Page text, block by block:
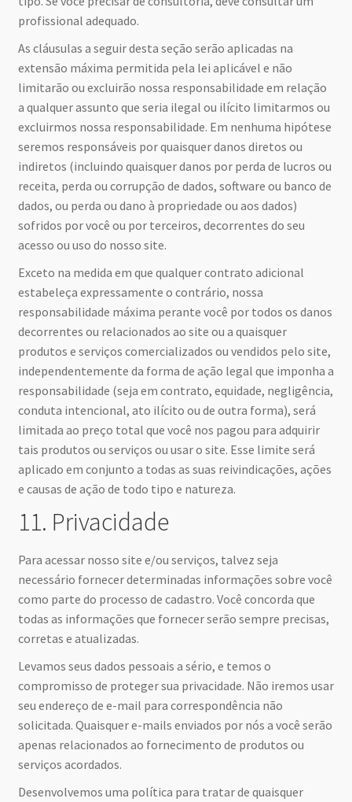
profissional adequado.
As cláusulas a seguir desta seção serão aplicadas na
extensão máxima permitida pela lei aplicável e não
limitarão ou excluirão nossa responsabilidade em relação
a qualquer assunto que seria ilegal ou ilícito limitarmos ou
excluirmos nossa responsabilidade. Em nenhuma hipótese
seremos responsáveis por quaisquer danos diretos ou
indiretos (incluindo quaisquer danos por perda de lucros ou
receita, perda ou corrupção de dados, software ou banco de
dados, ou perda ou dano à propriedade ou aos dados)
sofridos por você ou por terceiros, decorrentes do seu
acesso ou uso do nosso site.
Exceto na medida em que qualquer contrato adicional
estabeleça expressamente o contrário, nossa
responsabilidade máxima perante você por todos os danos
decorrentes ou relacionados ao site ou a quaisquer
produtos e serviços comercializados ou vendidos pelo site,
independentemente da forma de ação legal que imponha a
responsabilidade (seja em contrato, equidade, negligência,
conduta intencional, ato ilícito ou de outra forma), será
limitada ao preço total que você nos pagou para adquirir
tais produtos ou serviços ou usar o site. Esse limite será
aplicado em conjunto a todas as suas reivindicações, ações
e causas de ação de todo tipo e natureza.
11. Privacidade
Para acessar nosso site e/ou serviços, talvez seja
necessário fornecer determinadas informações sobre você
como parte do processo de cadastro. Você concorda que
todas as informações que fornecer serão sempre precisas,
corretas e atualizadas.
Levamos seus dados pessoais a sério, e temos o
compromisso de proteger sua privacidade. Não iremos usar
seu endereço de e-mail para correspondência não
solicitada. Quaisquer e-mails enviados por nós a você serão
apenas relacionados ao fornecimento de produtos ou
serviços acordados.
Desenvolvemos uma política para tratar de quaisquer